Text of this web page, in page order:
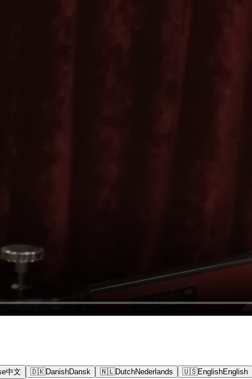
中文 🇩🇰DanishDansk 🇳🇱DutchNederlands 🇺🇸EnglishEnglish